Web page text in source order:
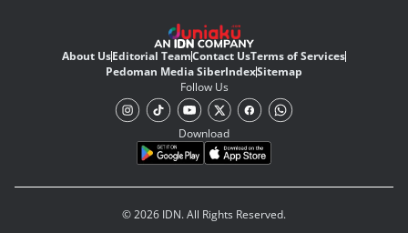
About UsEditorial TeamContact UsTerms of Services
Pedoman Media SiberIndexSitemap
Follow Us
Download
© 2026 IDN. All Rights Reserved.